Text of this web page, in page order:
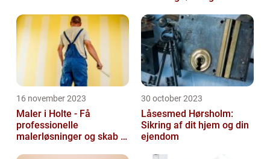
16 november 2023
Maler i Holte - Få
professionelle
malerløsninger og skab et
30 october 2023
Låsesmed Hørsholm:
Sikring af dit hjem og din
ejendom